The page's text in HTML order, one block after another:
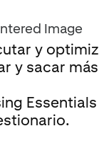
y
y sacar